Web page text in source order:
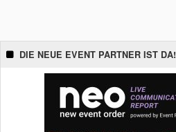
DIE NEUE EVENT PARTNER IST DA!